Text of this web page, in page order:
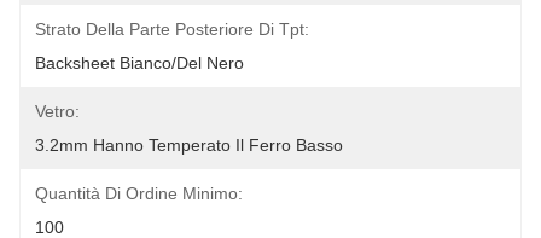
Strato Della Parte Posteriore Di Tpt:
Backsheet Bianco/del Nero
Vetro:
3.2mm Hanno Temperato Il Ferro Basso
Quantità Di Ordine Minimo:
100